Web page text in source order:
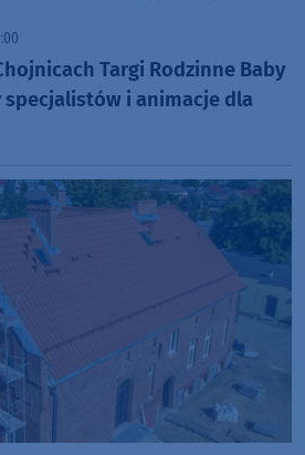
Targi Rodzinne Baby
specjalistów i animacje dla